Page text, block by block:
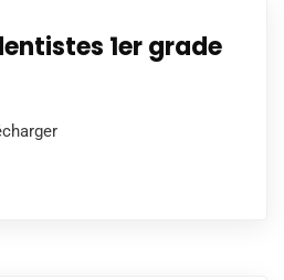
1er grade